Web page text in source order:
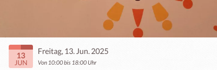
13
JUN
Freitag, 13. Jun. 2025
Von 10:00 bis 18:00 Uhr